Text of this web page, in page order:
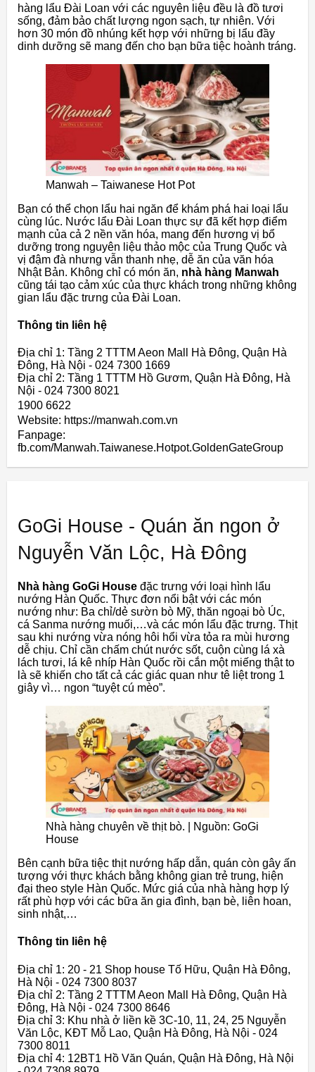
hàng lẩu Đài Loan với các nguyên liệu đều là đồ tươi
sống, đảm bảo chất lượng ngon sạch, tự nhiên. Với
hơn 30 món đồ nhúng kết hợp với những bị lẩu đầy
dinh dưỡng sẽ mang đến cho bạn bữa tiệc hoành tráng.
Manwah – Taiwanese Hot Pot
Bạn có thể chọn lẩu hai ngăn để khám phá hai loại lẩu
cùng lúc. Nước lẩu Đài Loan thực sự đã kết hợp điểm
mạnh của cả 2 nền văn hóa, mang đến hương vị bổ
dưỡng trong nguyên liệu thảo mộc của Trung Quốc và
vị đậm đà nhưng vẫn thanh nhẹ, dễ ăn của văn hóa
Nhật Bản. Không chỉ có món ăn, nhà hàng Manwah
cũng tái tạo cảm xúc của thực khách trong những không
gian lẩu đặc trưng của Đài Loan.
Thông tin liên hệ
Địa chỉ 1: Tầng 2 TTTM Aeon Mall Hà Đông, Quận Hà
Đông, Hà Nội - 024 7300 1669
Địa chỉ 2: Tầng 1 TTTM Hồ Gươm, Quận Hà Đông, Hà
Nội - 024 7300 8021
1900 6622
Website: https://manwah.com.vn
Fanpage:
fb.com/Manwah.Taiwanese.Hotpot.GoldenGateGroup
GoGi House - Quán ăn ngon ở
Nguyễn Văn Lộc, Hà Đông
Nhà hàng GoGi House đặc trưng với loại hình lẩu
nướng Hàn Quốc. Thực đơn nổi bật với các món
nướng như: Ba chỉ/dẻ sườn bò Mỹ, thăn ngoại bò Úc,
cá Sanma nướng muối,…và các món lẩu đặc trưng. Thịt
sau khi nướng vừa nóng hôi hổi vừa tỏa ra mùi hương
dễ chịu. Chỉ cần chấm chút nước sốt, cuộn cùng lá xà
lách tươi, lá kê nhíp Hàn Quốc rồi cắn một miếng thật to
là sẽ khiến cho tất cả các giác quan như tê liệt trong 1
giây vì… ngon “tuyệt cú mèo”.
Nhà hàng chuyên về thịt bò. | Nguồn: GoGi
House
Bên cạnh bữa tiệc thịt nướng hấp dẫn, quán còn gây ấn
tượng với thực khách bằng không gian trẻ trung, hiện
đại theo style Hàn Quốc. Mức giá của nhà hàng hợp lý
rất phù hợp với các bữa ăn gia đình, bạn bè, liên hoan,
sinh nhật,…
Thông tin liên hệ
Địa chỉ 1: 20 - 21 Shop house Tố Hữu, Quận Hà Đông,
Hà Nội - 024 7300 8037
Địa chỉ 2: Tầng 2 TTTM Aeon Mall Hà Đông, Quận Hà
Đông, Hà Nội - 024 7300 8646
Địa chỉ 3: Khu nhà ở liền kề 3C-10, 11, 24, 25 Nguyễn
Văn Lộc, KĐT Mỗ Lao, Quận Hà Đông, Hà Nội - 024
7300 8011
Địa chỉ 4: 12BT1 Hồ Văn Quán, Quận Hà Đông, Hà Nội